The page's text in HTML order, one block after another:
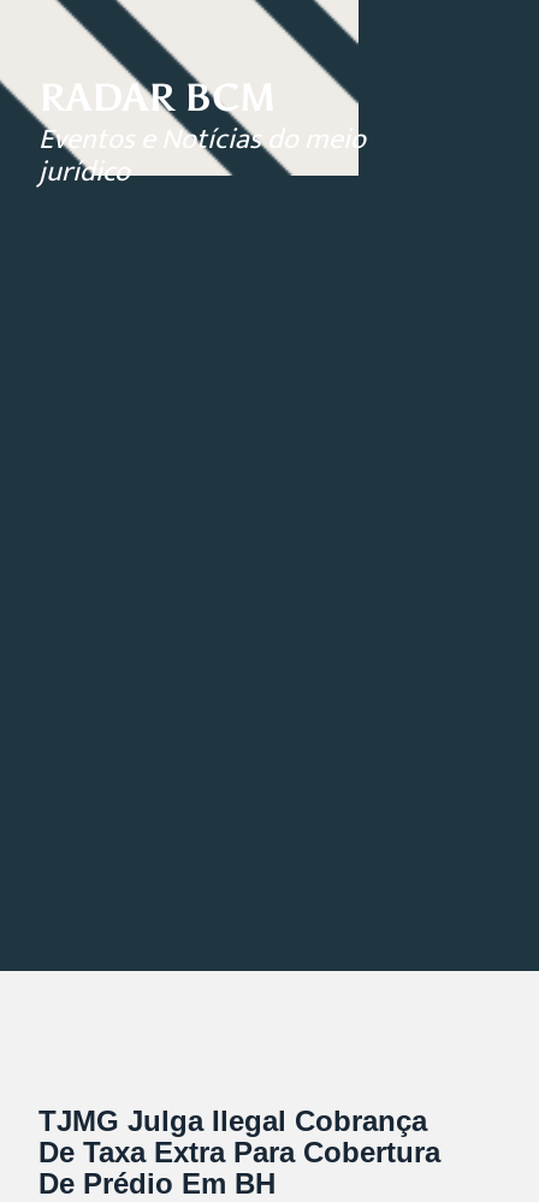
RADAR BCM
Eventos e Notícias do meio
jurídico
TJMG Julga Ilegal Cobrança
De Taxa Extra Para Cobertura
De Prédio Em BH